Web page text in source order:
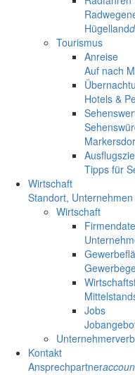
Hügelland
Tourismus
Anreise
Auf nach
Hotels &
Tipps für
Wirtschaft
Standort,
Wirtschaft
Jobs
Kontakt
Ansprechpartner